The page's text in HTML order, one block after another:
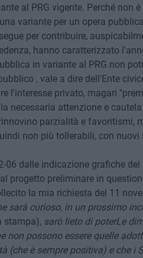
al PRG vigente. Perché non
variante per un opera
per contribuire,
hanno caratterizzato
in variante al PRG non
, vale a dire dell'Ente
l'interesse privato, magari
necessaria attenzione e
parzialità e favoritismi,
non più tollerabili, con nuovi
06 dalle indicazione grafiche del
progetto preliminare in
la mia richiesta del 11
sarà curioso, in un prossimo
stampa), sarò lieto di poterLe
non possono essere quelle
(che è sempre positiva) e che i